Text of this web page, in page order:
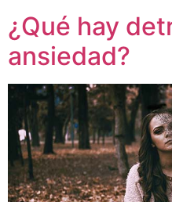
¿Qué hay
ansiedad?